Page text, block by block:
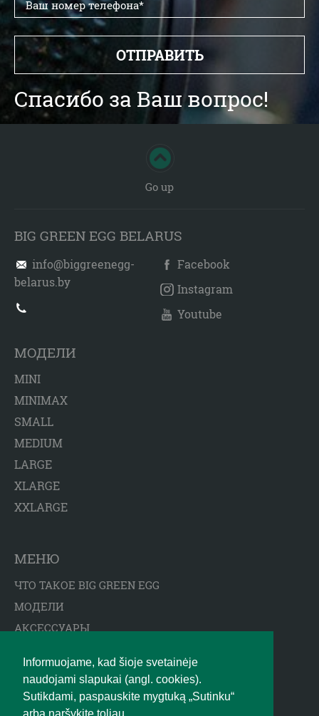
Informuojame, kad šioje svetainėje
naudojami slapukai (angl. cookies).
Sutikdami, paspauskite mygtuką „Sutinku“
arba naršykite toliau.
Спасибо за Ваш вопрос!
Go up
BIG GREEN EGG BELARUS
info@biggreenegg-
belarus.by
Facebook
Instagram
Youtube
МОДЕЛИ
MINI
MINIMAX
SMALL
MEDIUM
LARGE
XLARGE
XXLARGE
МЕНЮ
ЧТО ТАКОЕ BIG GREEN EGG
МОДЕЛИ
АКСЕССУАРЫ
ГДЕ КУПИТЬ
ДИСКЛЕЙМЕР
BIGGREENEGG.EU